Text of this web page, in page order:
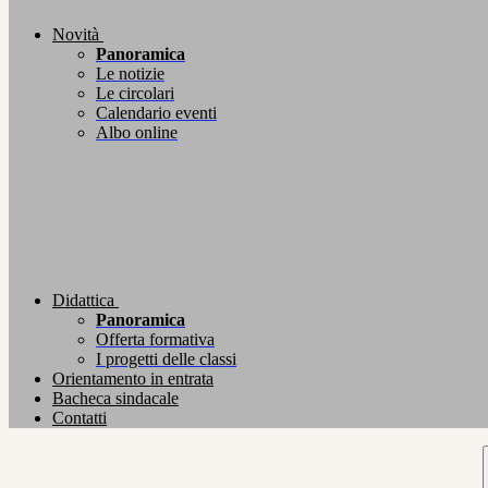
Novità
Panoramica
Le notizie
Le circolari
Calendario eventi
Albo online
Didattica
Panoramica
Offerta formativa
I progetti delle classi
Orientamento in entrata
Bacheca sindacale
Contatti